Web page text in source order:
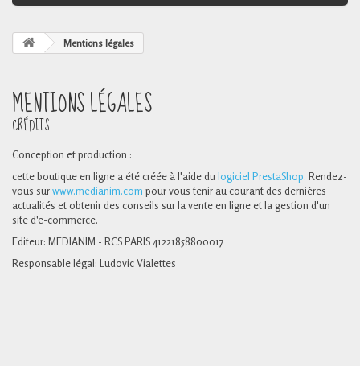
Mentions légales
MENTIONS LÉGALES
CRÉDITS
Conception et production :
cette boutique en ligne a été créée à l'aide du logiciel PrestaShop. Rendez-
vous surwww.medianim.com pour vous tenir au courant des dernières
actualités et obtenir des conseils sur la vente en ligne et la gestion d'un
site d'e-commerce.
Editeur: MEDIANIM - RCS PARIS 41221858800017
Responsable légal: Ludovic Vialettes